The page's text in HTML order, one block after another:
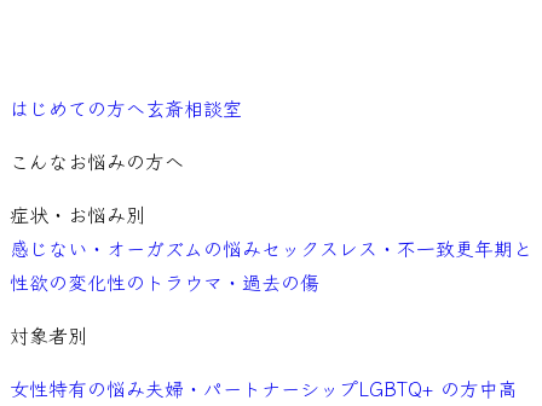
はじめての方へ玄斎相談室
こんなお悩みの方へ
症状・お悩み別
感じない・オーガズムの悩みセックスレス・不一致更年期と
性欲の変化性のトラウマ・過去の傷
対象者別
女性特有の悩み夫婦・パートナーシップLGBTQ+ の方中高